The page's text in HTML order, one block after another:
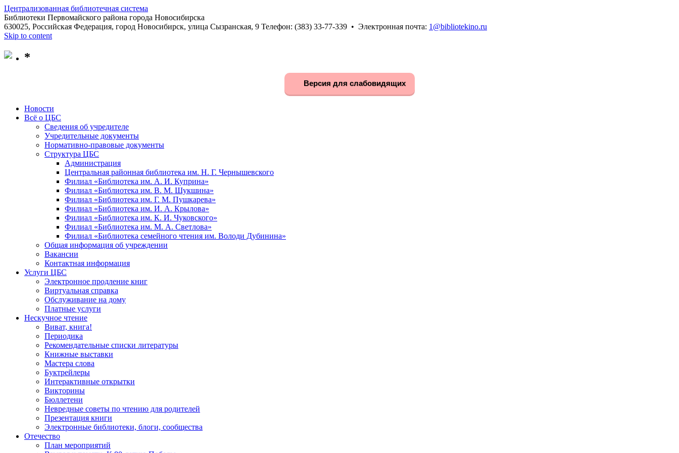
Централизованная библиотечная система
Библиотеки Первомайского района города Новосибирска
630025, Российская Федерация, город Новосибирск, улица Сызранская, 9 Телефон: (383) 33-77-339 • Электронная почта: 1@bibliotekino.ru
Skip to content
*
Версия для слабовидящих
Новости
Всё о ЦБС
Сведения об учредителе
Учредительные документы
Нормативно-правовые документы
Структура ЦБС
Администрация
Центральная районная библиотека им. Н. Г. Чернышевского
Филиал «Библиотека им. А. И. Куприна»
Филиал «Библиотека им. В. М. Шукшина»
Филиал «Библиотека им. Г. М. Пушкарева»
Филиал «Библиотека им. И. А. Крылова»
Филиал «Библиотека им. К. И. Чуковского»
Филиал «Библиотека им. М. А. Светлова»
Филиал «Библиотека семейного чтения им. Володи Дубинина»
Общая информация об учреждении
Вакансии
Контактная информация
Услуги ЦБС
Электронное продление книг
Виртуальная справка
Обслуживание на дому
Платные услуги
Нескучное чтение
Виват, книга!
Периодика
Рекомендательные списки литературы
Книжные выставки
Мастера слова
Буктрейлеры
Интерактивные открытки
Викторины
Бюллетени
Невредные советы по чтению для родителей
Презентация книги
Электронные библиотеки, блоги, сообщества
Отечество
План мероприятий